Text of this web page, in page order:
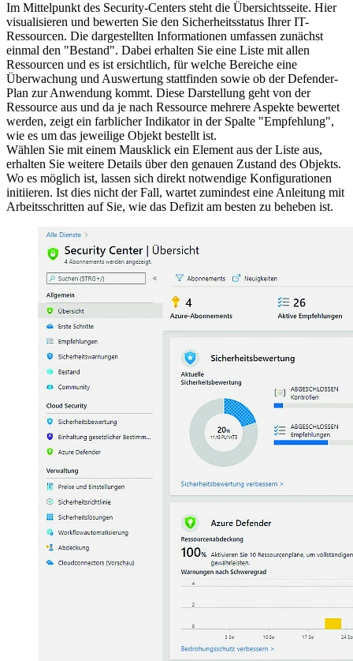
Im Mittelpunkt des Security-Centers steht die Übersichtsseite. Hier
visualisieren und bewerten Sie den Sicherheitsstatus Ihrer IT-
Ressourcen. Die dargestellten Informationen umfassen zunächst
einmal den "Bestand". Dabei erhalten Sie eine Liste mit allen
Ressourcen und es ist ersichtlich, für welche Bereiche eine
Überwachung und Auswertung stattfinden sowie ob der Defender-
Plan zur Anwendung kommt. Diese Darstellung geht von der
Ressource aus und da je nach Ressource mehrere Aspekte bewertet
werden, zeigt ein farblicher Indikator in der Spalte "Empfehlung",
wie es um das jeweilige Objekt bestellt ist.
Wählen Sie mit einem Mausklick ein Element aus der Liste aus,
erhalten Sie weitere Details über den genauen Zustand des Objekts.
Wo es möglich ist, lassen sich direkt notwendige Konfigurationen
initiieren. Ist dies nicht der Fall, wartet zumindest eine Anleitung mit
Arbeitsschritten auf Sie, wie das Defizit am besten zu beheben ist.